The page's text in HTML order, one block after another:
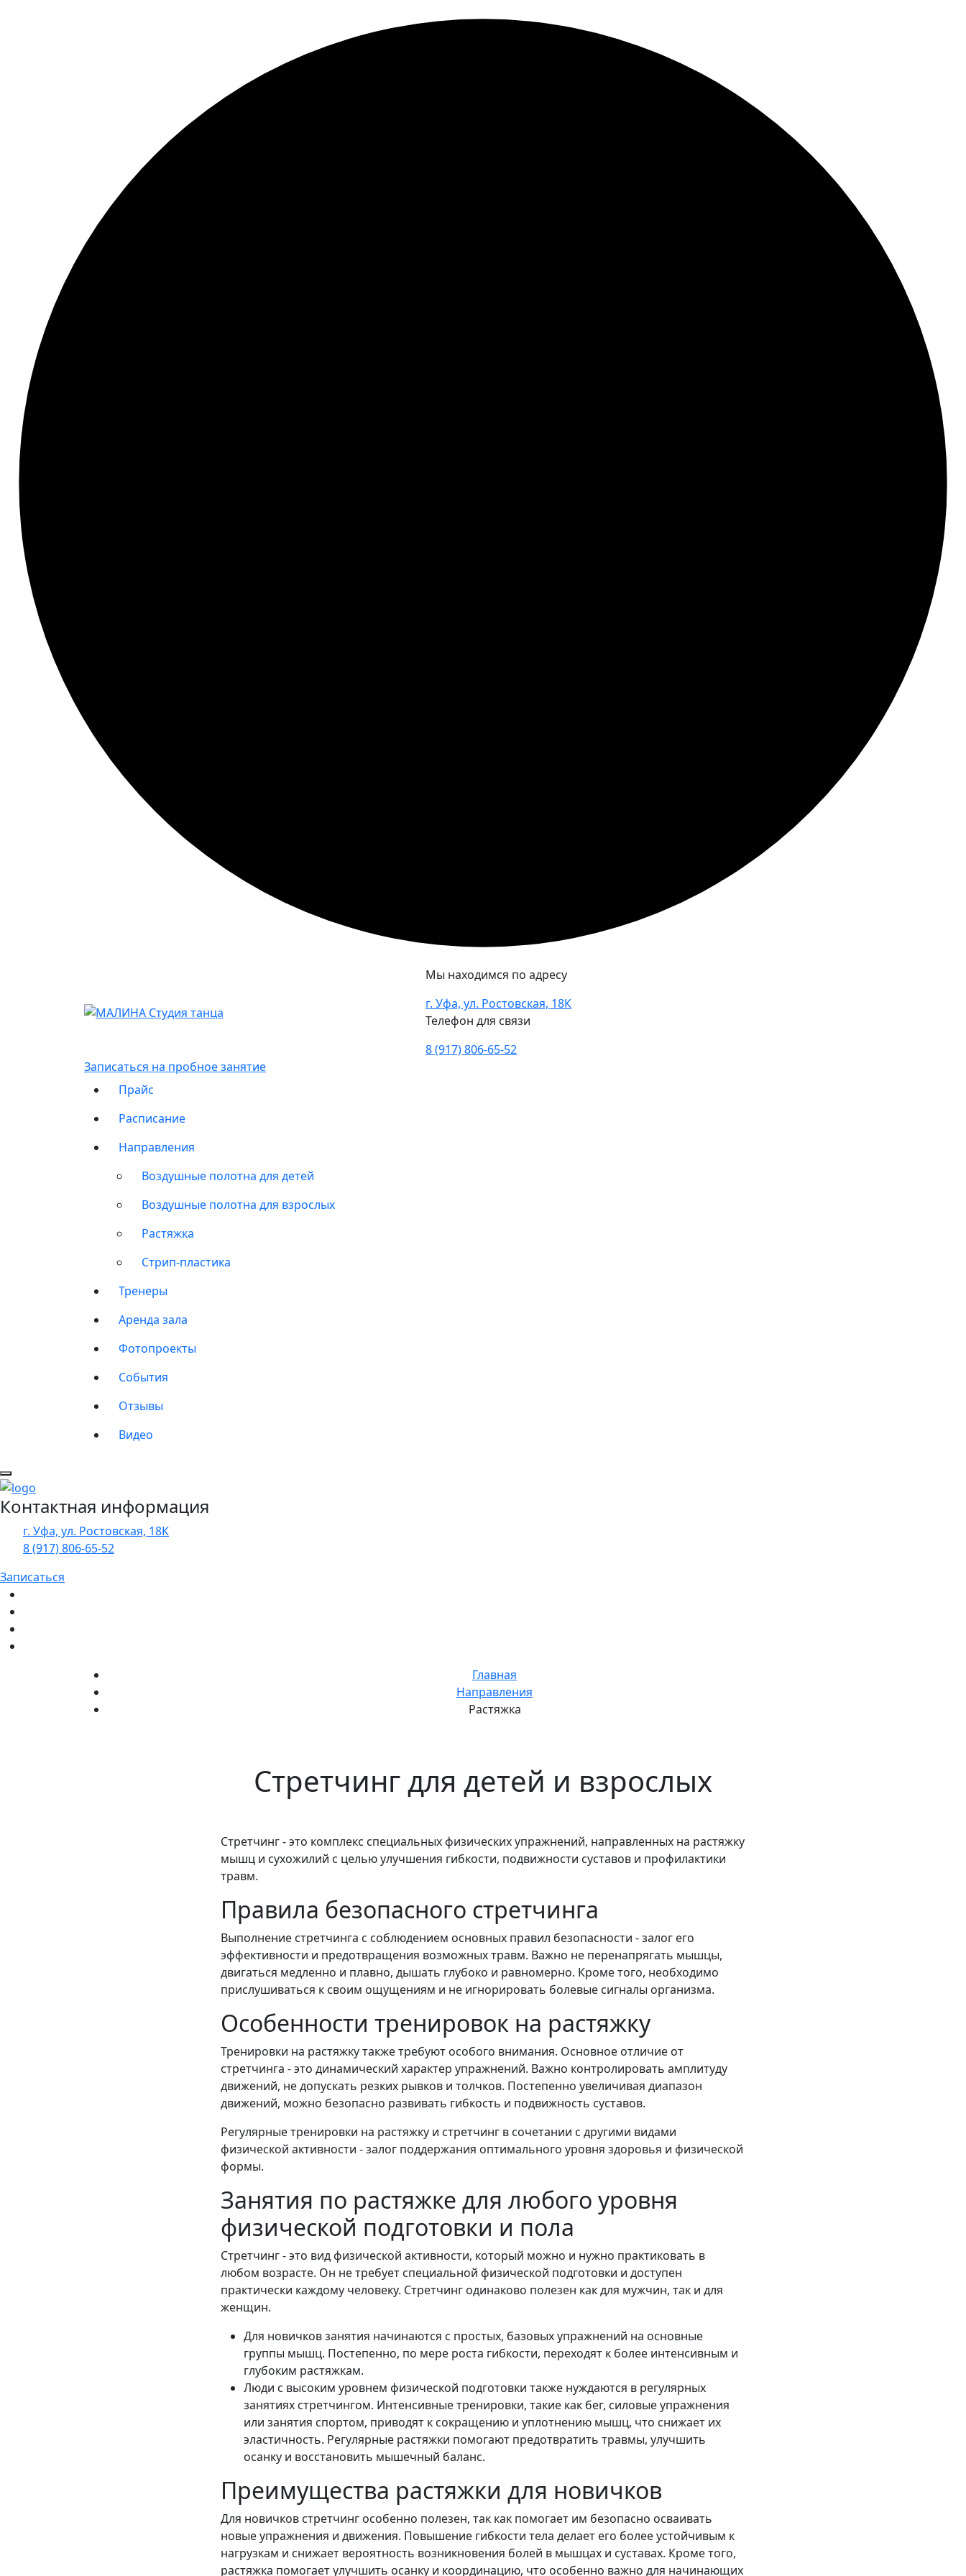
Мы находимся по адресу
г. Уфа, ул. Ростовская, 18К
Телефон для связи
8 (917) 806‑65‑52
Записаться на пробное занятие
Прайс
Расписание
Направления
Воздушные полотна для детей
Воздушные полотна для взрослых
Растяжка
Стрип-пластика
Тренеры
Аренда зала
Фотопроекты
События
Отзывы
Видео
Контактная информация
г. Уфа, ул. Ростовская, 18К
8 (917) 806‑65‑52
Записаться
Главная
Направления
Растяжка
Стретчинг для детей и взрослых
Стретчинг - это комплекс специальных физических упражнений, направленных на растяжку
мышц и сухожилий с целью улучшения гибкости, подвижности суставов и профилактики
травм.
Правила безопасного стретчинга
Выполнение стретчинга с соблюдением основных правил безопасности - залог его
эффективности и предотвращения возможных травм. Важно не перенапрягать мышцы,
двигаться медленно и плавно, дышать глубоко и равномерно. Кроме того, необходимо
прислушиваться к своим ощущениям и не игнорировать болевые сигналы организма.
Особенности тренировок на растяжку
Тренировки на растяжку также требуют особого внимания. Основное отличие от
стретчинга - это динамический характер упражнений. Важно контролировать амплитуду
движений, не допускать резких рывков и толчков. Постепенно увеличивая диапазон
движений, можно безопасно развивать гибкость и подвижность суставов.
Регулярные тренировки на растяжку и стретчинг в сочетании с другими видами
физической активности - залог поддержания оптимального уровня здоровья и физической
формы.
Занятия по растяжке для любого уровня
физической подготовки и пола
Стретчинг - это вид физической активности, который можно и нужно практиковать в
любом возрасте. Он не требует специальной физической подготовки и доступен
практически каждому человеку. Стретчинг одинаково полезен как для мужчин, так и для
женщин.
Для новичков занятия начинаются с простых, базовых упражнений на основные
группы мышц. Постепенно, по мере роста гибкости, переходят к более интенсивным и
глубоким растяжкам.
Люди с высоким уровнем физической подготовки также нуждаются в регулярных
занятиях стретчингом. Интенсивные тренировки, такие как бег, силовые упражнения
или занятия спортом, приводят к сокращению и уплотнению мышц, что снижает их
эластичность. Регулярные растяжки помогают предотвратить травмы, улучшить
осанку и восстановить мышечный баланс.
Преимущества растяжки для новичков
Для новичков стретчинг особенно полезен, так как помогает им безопасно осваивать
новые упражнения и движения. Повышение гибкости тела делает его более устойчивым к
нагрузкам и снижает вероятность возникновения болей в мышцах и суставах. Кроме того,
растяжка помогает улучшить осанку и координацию, что особенно важно для начинающих